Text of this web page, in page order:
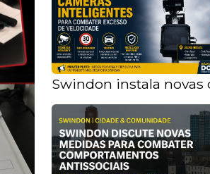
Swindon instala novas